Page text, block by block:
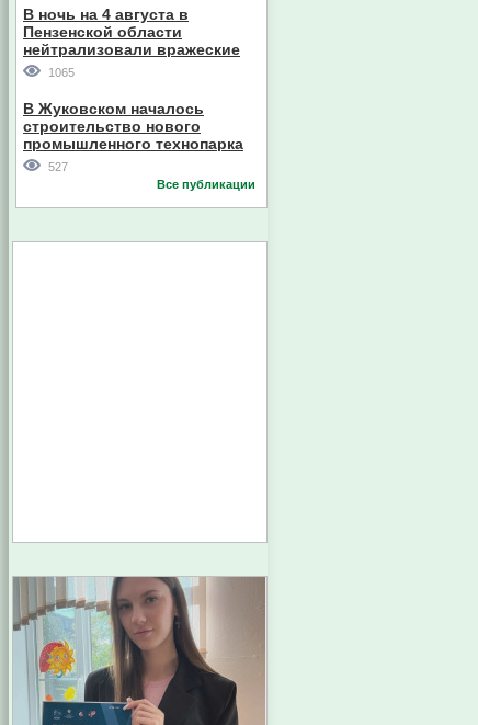
В ночь на 4 августа в
Пензенской области
нейтрализовали вражеские
дроны
1065
В Жуковском началось
строительство нового
промышленного технопарка
527
Все публикации